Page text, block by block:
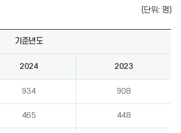
(단위: 명)
기준년도
2024 2023
934 908
465 448